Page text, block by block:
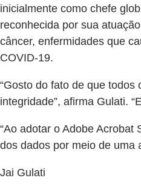
inicialmente como chefe
reconhecida por sua
câncer, enfermidades que
COVID-19.
“Gosto do fato de que
integridade”, afirma Gulati.
“Ao adotar o Adobe
dos dados por meio de uma
Jai Gulati